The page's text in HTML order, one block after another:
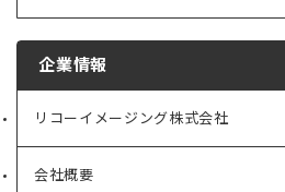
企業情報
リコーイメージング株式会社
（新
タ
会社概要
（新